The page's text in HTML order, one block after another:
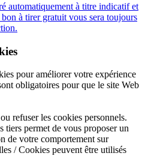
automatiquement à titre indicatif et
à tirer gratuit vous sera toujours
pour améliorer votre expérience
obligatoires pour que le site Web
refuser les cookies personnels.
tiers permet de vous proposer un
de votre comportement sur
/ Cookies peuvent être utilisés